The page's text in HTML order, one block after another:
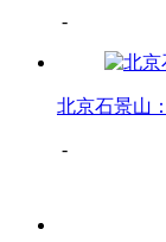
-
北京石景山
-